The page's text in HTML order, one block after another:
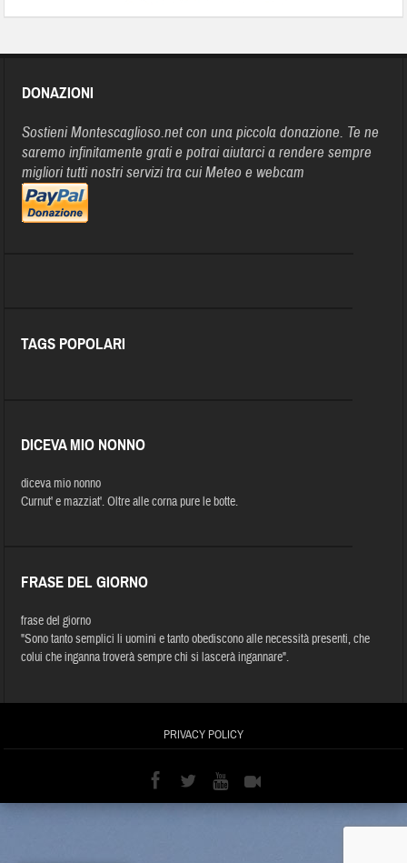
DONAZIONI
Sostieni Montescaglioso.net con una piccola donazione. Te ne
saremo infinitamente grati e potrai aiutarci a rendere sempre
migliori tutti nostri servizi tra cui Meteo e webcam
TAGS POPOLARI
DICEVA MIO NONNO
diceva mio nonno
Curnut' e mazziat'. Oltre alle corna pure le botte.
FRASE DEL GIORNO
frase del giorno
"Sono tanto semplici li uomini e tanto obediscono alle necessità presenti, che
colui che inganna troverà sempre chi si lascerà ingannare".
PRIVACY POLICY